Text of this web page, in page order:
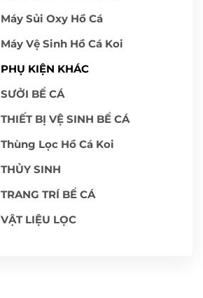
Máy Sủi Oxy Hồ Cá
Máy Vệ Sinh Hồ Cá Koi
PHỤ KIỆN KHÁC
SƯỞI BỂ CÁ
THIẾT BỊ VỆ SINH BỂ CÁ
Thùng Lọc Hồ Cá Koi
THỦY SINH
TRANG TRÍ BỂ CÁ
VẬT LIỆU LỌC